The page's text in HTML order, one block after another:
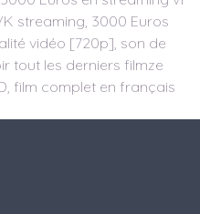
streaming, 3000 Euros
vidéo [720p], son de
tout les derniers filmze
film complet en français